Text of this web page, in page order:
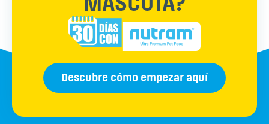
Descubre cómo empezar aquí